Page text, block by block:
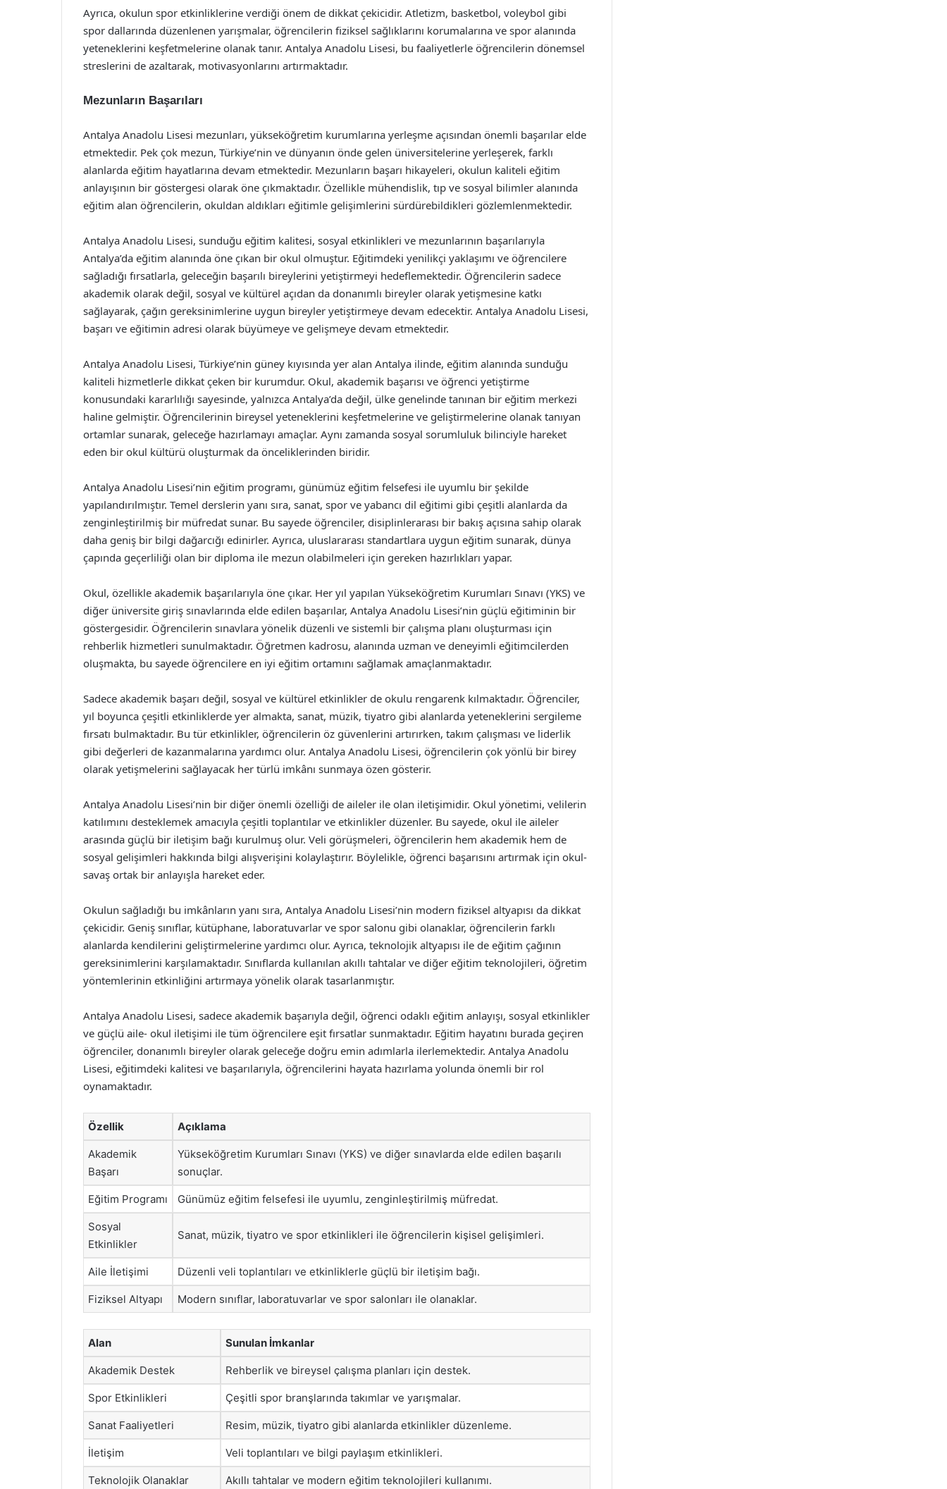
Ayrıca, okulun spor etkinliklerine verdiği önem de dikkat çekicidir. Atletizm, basketbol, voleybol gibi
spor dallarında düzenlenen yarışmalar, öğrencilerin fiziksel sağlıklarını korumalarına ve spor alanında
yeteneklerini keşfetmelerine olanak tanır. Antalya Anadolu Lisesi, bu faaliyetlerle öğrencilerin dönemsel
streslerini de azaltarak, motivasyonlarını artırmaktadır.
Mezunların Başarıları
Antalya Anadolu Lisesi mezunları, yükseköğretim kurumlarına yerleşme açısından önemli başarılar elde
etmektedir. Pek çok mezun, Türkiye’nin ve dünyanın önde gelen üniversitelerine yerleşerek, farklı
alanlarda eğitim hayatlarına devam etmektedir. Mezunların başarı hikayeleri, okulun kaliteli eğitim
anlayışının bir göstergesi olarak öne çıkmaktadır. Özellikle mühendislik, tıp ve sosyal bilimler alanında
eğitim alan öğrencilerin, okuldan aldıkları eğitimle gelişimlerini sürdürebildikleri gözlemlenmektedir.
Antalya Anadolu Lisesi, sunduğu eğitim kalitesi, sosyal etkinlikleri ve mezunlarının başarılarıyla
Antalya’da eğitim alanında öne çıkan bir okul olmuştur. Eğitimdeki yenilikçi yaklaşımı ve öğrencilere
sağladığı fırsatlarla, geleceğin başarılı bireylerini yetiştirmeyi hedeflemektedir. Öğrencilerin sadece
akademik olarak değil, sosyal ve kültürel açıdan da donanımlı bireyler olarak yetişmesine katkı
sağlayarak, çağın gereksinimlerine uygun bireyler yetiştirmeye devam edecektir. Antalya Anadolu Lisesi,
başarı ve eğitimin adresi olarak büyümeye ve gelişmeye devam etmektedir.
Antalya Anadolu Lisesi, Türkiye’nin güney kıyısında yer alan Antalya ilinde, eğitim alanında sunduğu
kaliteli hizmetlerle dikkat çeken bir kurumdur. Okul, akademik başarısı ve öğrenci yetiştirme
konusundaki kararlılığı sayesinde, yalnızca Antalya’da değil, ülke genelinde tanınan bir eğitim merkezi
haline gelmiştir. Öğrencilerinin bireysel yeteneklerini keşfetmelerine ve geliştirmelerine olanak tanıyan
ortamlar sunarak, geleceğe hazırlamayı amaçlar. Aynı zamanda sosyal sorumluluk bilinciyle hareket
eden bir okul kültürü oluşturmak da önceliklerinden biridir.
Antalya Anadolu Lisesi’nin eğitim programı, günümüz eğitim felsefesi ile uyumlu bir şekilde
yapılandırılmıştır. Temel derslerin yanı sıra, sanat, spor ve yabancı dil eğitimi gibi çeşitli alanlarda da
zenginleştirilmiş bir müfredat sunar. Bu sayede öğrenciler, disiplinlerarası bir bakış açısına sahip olarak
daha geniş bir bilgi dağarcığı edinirler. Ayrıca, uluslararası standartlara uygun eğitim sunarak, dünya
çapında geçerliliği olan bir diploma ile mezun olabilmeleri için gereken hazırlıkları yapar.
Okul, özellikle akademik başarılarıyla öne çıkar. Her yıl yapılan Yükseköğretim Kurumları Sınavı (YKS) ve
diğer üniversite giriş sınavlarında elde edilen başarılar, Antalya Anadolu Lisesi’nin güçlü eğitiminin bir
göstergesidir. Öğrencilerin sınavlara yönelik düzenli ve sistemli bir çalışma planı oluşturması için
rehberlik hizmetleri sunulmaktadır. Öğretmen kadrosu, alanında uzman ve deneyimli eğitimcilerden
oluşmakta, bu sayede öğrencilere en iyi eğitim ortamını sağlamak amaçlanmaktadır.
Sadece akademik başarı değil, sosyal ve kültürel etkinlikler de okulu rengarenk kılmaktadır. Öğrenciler,
yıl boyunca çeşitli etkinliklerde yer almakta, sanat, müzik, tiyatro gibi alanlarda yeteneklerini sergileme
fırsatı bulmaktadır. Bu tür etkinlikler, öğrencilerin öz güvenlerini artırırken, takım çalışması ve liderlik
gibi değerleri de kazanmalarına yardımcı olur. Antalya Anadolu Lisesi, öğrencilerin çok yönlü bir birey
olarak yetişmelerini sağlayacak her türlü imkânı sunmaya özen gösterir.
Antalya Anadolu Lisesi’nin bir diğer önemli özelliği de aileler ile olan iletişimidir. Okul yönetimi, velilerin
katılımını desteklemek amacıyla çeşitli toplantılar ve etkinlikler düzenler. Bu sayede, okul ile aileler
arasında güçlü bir iletişim bağı kurulmuş olur. Veli görüşmeleri, öğrencilerin hem akademik hem de
sosyal gelişimleri hakkında bilgi alışverişini kolaylaştırır. Böylelikle, öğrenci başarısını artırmak için okul-
savaş ortak bir anlayışla hareket eder.
Okulun sağladığı bu imkânların yanı sıra, Antalya Anadolu Lisesi’nin modern fiziksel altyapısı da dikkat
çekicidir. Geniş sınıflar, kütüphane, laboratuvarlar ve spor salonu gibi olanaklar, öğrencilerin farklı
alanlarda kendilerini geliştirmelerine yardımcı olur. Ayrıca, teknolojik altyapısı ile de eğitim çağının
gereksinimlerini karşılamaktadır. Sınıflarda kullanılan akıllı tahtalar ve diğer eğitim teknolojileri, öğretim
yöntemlerinin etkinliğini artırmaya yönelik olarak tasarlanmıştır.
Antalya Anadolu Lisesi, sadece akademik başarıyla değil, öğrenci odaklı eğitim anlayışı, sosyal etkinlikler
ve güçlü aile- okul iletişimi ile tüm öğrencilere eşit fırsatlar sunmaktadır. Eğitim hayatını burada geçiren
öğrenciler, donanımlı bireyler olarak geleceğe doğru emin adımlarla ilerlemektedir. Antalya Anadolu
Lisesi, eğitimdeki kalitesi ve başarılarıyla, öğrencilerini hayata hazırlama yolunda önemli bir rol
oynamaktadır.
Özellik Açıklama
Akademik
Başarı
Yükseköğretim Kurumları Sınavı (YKS) ve diğer sınavlarda elde edilen başarılı
sonuçlar.
Eğitim Programı Günümüz eğitim felsefesi ile uyumlu, zenginleştirilmiş müfredat.
Sosyal
Etkinlikler
Sanat, müzik, tiyatro ve spor etkinlikleri ile öğrencilerin kişisel gelişimleri.
Aile İletişimi Düzenli veli toplantıları ve etkinliklerle güçlü bir iletişim bağı.
Fiziksel Altyapı Modern sınıflar, laboratuvarlar ve spor salonları ile olanaklar.
Alan Sunulan İmkanlar
Akademik Destek Rehberlik ve bireysel çalışma planları için destek.
Spor Etkinlikleri Çeşitli spor branşlarında takımlar ve yarışmalar.
Sanat Faaliyetleri Resim, müzik, tiyatro gibi alanlarda etkinlikler düzenleme.
İletişim Veli toplantıları ve bilgi paylaşım etkinlikleri.
Teknolojik Olanaklar Akıllı tahtalar ve modern eğitim teknolojileri kullanımı.